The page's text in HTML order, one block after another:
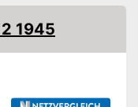
1945